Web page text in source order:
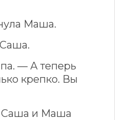
Маша.
— А теперь
крепко. Вы
Саша и Маша